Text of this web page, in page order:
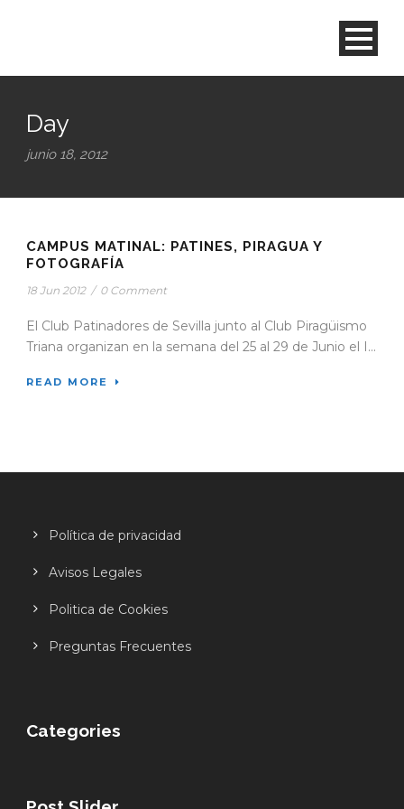
Day
junio 18, 2012
CAMPUS MATINAL: PATINES, PIRAGUA Y
FOTOGRAFÍA
18 Jun 2012 / 0 Comment
El Club Patinadores de Sevilla junto al Club Piragüismo
Triana organizan en la semana del 25 al 29 de Junio el I...
READ MORE
Política de privacidad
Avisos Legales
Politica de Cookies
Preguntas Frecuentes
Categories